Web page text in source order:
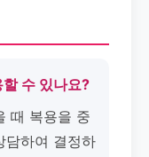
수 있나요?
때 복용을 중
담하여 결정하